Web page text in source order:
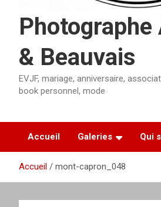
Photographe
& Beauvais
EVJF, mariage, anniversaire,
book personnel, mode
Accueil Galeries Qui
Accueil mont-capron_048